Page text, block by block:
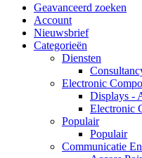
Geavanceerd zoeken
Account
Nieuwsbrief
Categorieën
Diensten
Electronic
Displays -
Electronic
Populair
Populair
Communicatie